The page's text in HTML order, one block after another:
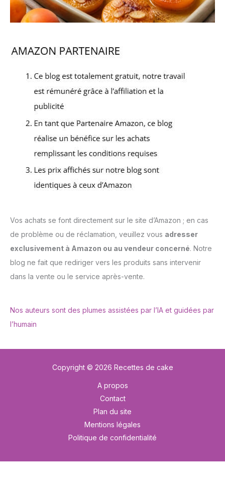
Vos achats se font directement sur le site d’Amazon ; en cas
de problème ou de réclamation, veuillez vous adresser
exclusivement à Amazon ou au vendeur concerné. Notre
blog ne fait que rediriger vers les produits sans intervenir
dans la vente ou le service après-vente.
Nos auteurs sont des plumes assistées par l’IA et guidées par
l’humain
Copyright © 2026 Recettes de cake
A propos
Contact
Plan du site
Mentions légales
Politique de confidentialité